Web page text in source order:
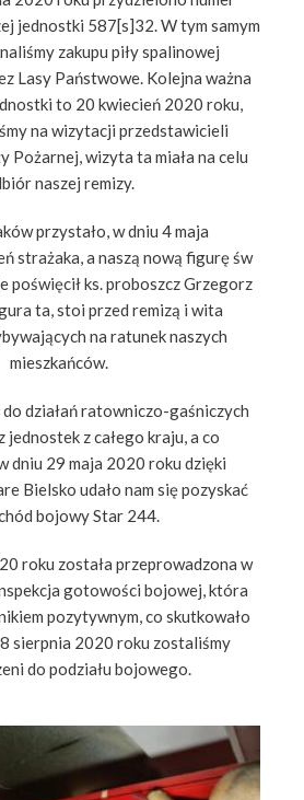
jednostki 587[s]32. W tym samym
zakupu piły spalinowej
Lasy Państwowe. Kolejna ważna
to 20 kwiecień 2020 roku,
na wizytacji przedstawicieli
Pożarnej, wizyta ta miała na celu
naszej remizy.
przystało, w dniu 4 maja
strażaka, a naszą nową figurę św
poświęcił ks. proboszcz Grzegorz
ta, stoi przed remizą i wita
na ratunek naszych
mieszkańców.
działań ratowniczo-gaśniczych
jednostek z całego kraju, a co
dniu 29 maja 2020 roku dzięki
Bielsko udało nam się pozyskać
bojowy Star 244.
roku została przeprowadzona w
gotowości bojowej, która
pozytywnym, co skutkowało
sierpnia 2020 roku zostaliśmy
do podziału bojowego.